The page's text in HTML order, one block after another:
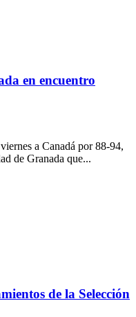
en encuentro
a Canadá por 88-94,
de Granada que...
de la Selección